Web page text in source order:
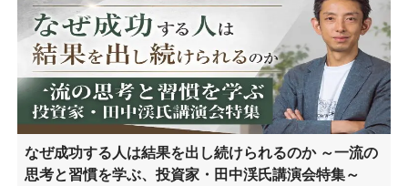
なぜ成功する人は結果を出し続けられるのか ～一流の
思考と習慣を学ぶ、投資家・田中渓氏講演会特集～